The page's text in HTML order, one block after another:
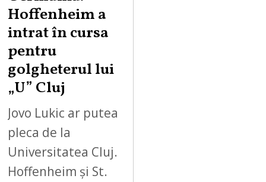
Hoffenheim a
intrat în cursa
pentru
golgheterul lui
„U” Cluj
Jovo Lukic ar putea
pleca de la
Universitatea Cluj.
Hoffenheim și St.